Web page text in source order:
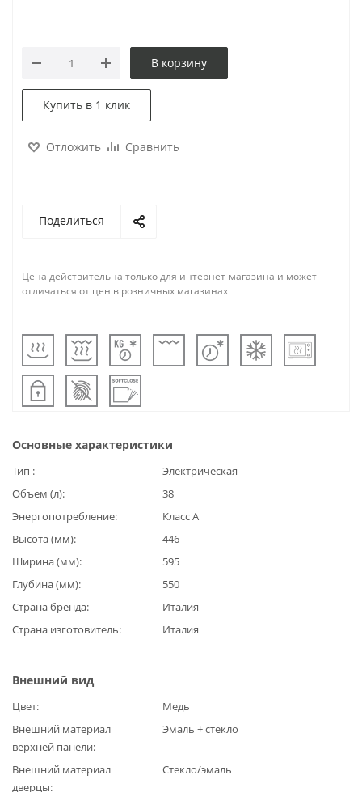
В корзину
Купить в 1 клик
Отложить Сравнить
Поделиться
Цена действительна только для интернет-магазина и может
отличаться от цен в розничных магазинах
Основные характеристики
Тип
Электрическая
Объем (л)
38
Энергопотребление
Класс А
Высота (мм)
446
Ширина (мм)
595
Глубина (мм)
550
Страна бренда
Италия
Страна изготовитель
Италия
Внешний вид
Цвет
Медь
Внешний материал
верхней панели
Эмаль + стекло
Внешний материал
дверцы
Стекло/эмаль